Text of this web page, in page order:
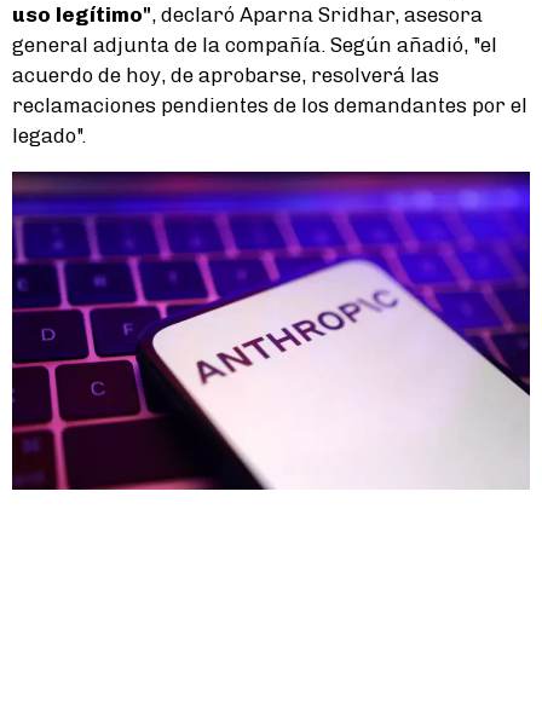
uso legítimo", declaró Aparna Sridhar, asesora
general adjunta de la compañía. Según añadió, "el
acuerdo de hoy, de aprobarse, resolverá las
reclamaciones pendientes de los demandantes por el
legado".